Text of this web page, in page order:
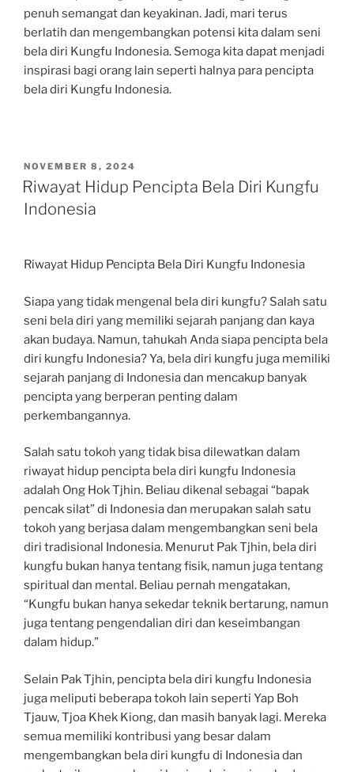
penuh semangat dan keyakinan. Jadi, mari terus
berlatih dan mengembangkan potensi kita dalam seni
bela diri Kungfu Indonesia. Semoga kita dapat menjadi
inspirasi bagi orang lain seperti halnya para pencipta
bela diri Kungfu Indonesia.
POSTED
ON
NOVEMBER 8, 2024
Riwayat Hidup Pencipta Bela Diri Kungfu
Indonesia
Riwayat Hidup Pencipta Bela Diri Kungfu Indonesia
Siapa yang tidak mengenal bela diri kungfu? Salah satu
seni bela diri yang memiliki sejarah panjang dan kaya
akan budaya. Namun, tahukah Anda siapa pencipta bela
diri kungfu Indonesia? Ya, bela diri kungfu juga memiliki
sejarah panjang di Indonesia dan mencakup banyak
pencipta yang berperan penting dalam
perkembangannya.
Salah satu tokoh yang tidak bisa dilewatkan dalam
riwayat hidup pencipta bela diri kungfu Indonesia
adalah Ong Hok Tjhin. Beliau dikenal sebagai “bapak
pencak silat” di Indonesia dan merupakan salah satu
tokoh yang berjasa dalam mengembangkan seni bela
diri tradisional Indonesia. Menurut Pak Tjhin, bela diri
kungfu bukan hanya tentang fisik, namun juga tentang
spiritual dan mental. Beliau pernah mengatakan,
“Kungfu bukan hanya sekedar teknik bertarung, namun
juga tentang pengendalian diri dan keseimbangan
dalam hidup.”
Selain Pak Tjhin, pencipta bela diri kungfu Indonesia
juga meliputi beberapa tokoh lain seperti Yap Boh
Tjauw, Tjoa Khek Kiong, dan masih banyak lagi. Mereka
semua memiliki kontribusi yang besar dalam
mengembangkan bela diri kungfu di Indonesia dan